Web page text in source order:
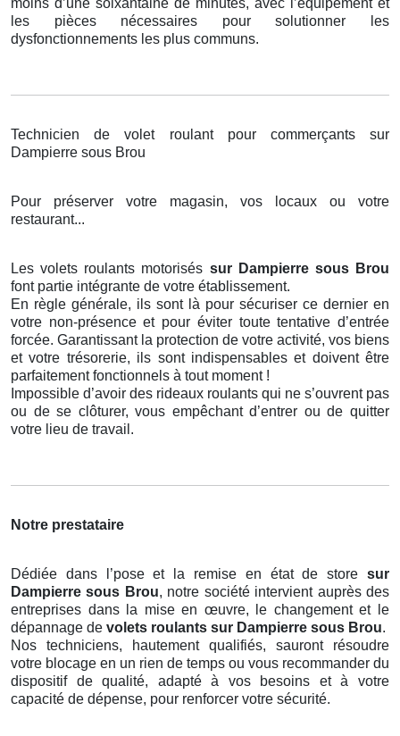
moins d’une soixantaine de minutes, avec l’équipement et
les pièces nécessaires pour solutionner les
dysfonctionnements les plus communs.
Technicien de volet roulant pour commerçants sur
Dampierre sous Brou
Pour préserver votre magasin, vos locaux ou votre
restaurant...
Les volets roulants motorisés sur Dampierre sous Brou
font partie intégrante de votre établissement.
En règle générale, ils sont là pour sécuriser ce dernier en
votre non-présence et pour éviter toute tentative d’entrée
forcée. Garantissant la protection de votre activité, vos biens
et votre trésorerie, ils sont indispensables et doivent être
parfaitement fonctionnels à tout moment !
Impossible d’avoir des rideaux roulants qui ne s’ouvrent pas
ou de se clôturer, vous empêchant d’entrer ou de quitter
votre lieu de travail.
Notre prestataire
Dédiée dans l’pose et la remise en état de store sur
Dampierre sous Brou, notre société intervient auprès des
entreprises dans la mise en œuvre, le changement et le
dépannage de volets roulants sur Dampierre sous Brou.
Nos techniciens, hautement qualifiés, sauront résoudre
votre blocage en un rien de temps ou vous recommander du
dispositif de qualité, adapté à vos besoins et à votre
capacité de dépense, pour renforcer votre sécurité.